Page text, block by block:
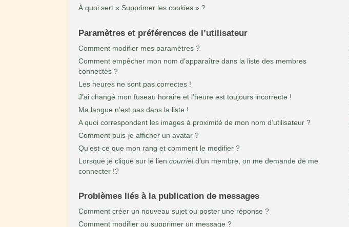
À quoi sert « Supprimer les cookies » ?
Paramètres et préférences de l’utilisateur
Comment modifier mes paramètres ?
Comment empêcher mon nom d’apparaître dans la liste des membres
connectés ?
Les heures ne sont pas correctes !
J’ai changé mon fuseau horaire et l’heure est toujours incorrecte !
Ma langue n’est pas dans la liste !
A quoi correspondent les images à proximité de mon nom d’utilisateur ?
Comment puis-je afficher un avatar ?
Qu’est-ce que mon rang et comment le modifier ?
Lorsque je clique sur le lien courrield’un membre, on me demande de me
connecter !?
Problèmes liés à la publication de messages
Comment créer un nouveau sujet ou poster une réponse ?
Comment modifier ou supprimer un message ?